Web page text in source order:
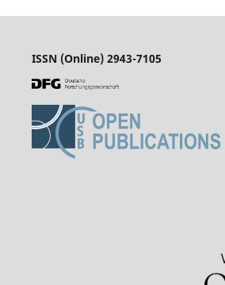
ISSN (Online) 2943-7105